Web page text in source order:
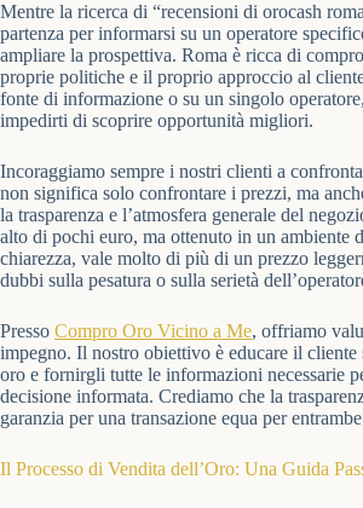
Mentre la ricerca di “recensioni di orocash
partenza per informarsi su un operatore
ampliare la prospettiva. Roma è ricca di
proprie politiche e il proprio approccio al
fonte di informazione o su un singolo
impedirti di scoprire opportunità migliori.
Incoraggiamo sempre i nostri clienti a
non significa solo confrontare i prezzi, ma
la trasparenza e l’atmosfera generale del
alto di pochi euro, ma ottenuto in un ambiente
chiarezza, vale molto di più di un prezzo
dubbi sulla pesatura o sulla serietà
Presso Compro Oro Vicino a Me, offriamo
impegno. Il nostro obiettivo è educare il
oro e fornirgli tutte le informazioni necessarie
decisione informata. Crediamo che la
garanzia per una transazione equa per
Il Processo di Vendita dell’Oro: Una Guida